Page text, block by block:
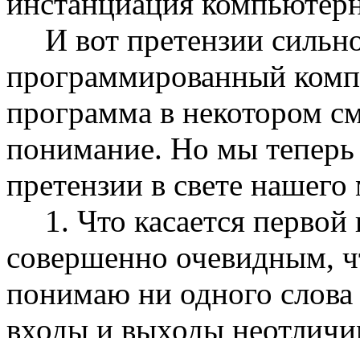
И вот претензии
программиро­ванный
программа в некотором
понимание. Но мы теперь
претензии в свете
1. Что касается
совершенно оче­видным,
понимаю ни одного
входы и выходы